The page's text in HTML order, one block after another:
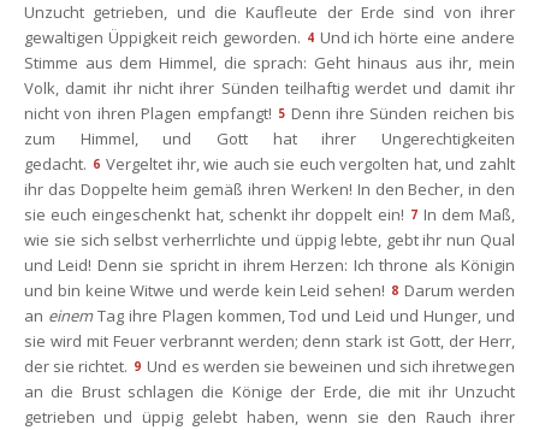
Unzucht getrieben, und die Kaufleute der Erde sind von ihrer
gewaltigen Üppigkeit reich geworden. 4 Und ich hörte eine andere
Stimme aus dem Himmel, die sprach: Geht hinaus aus ihr, mein
Volk, damit ihr nicht ihrer Sünden teilhaftig werdet und damit ihr
nicht von ihren Plagen empfangt! 5 Denn ihre Sünden reichen bis
zum Himmel, und Gott hat ihrer Ungerechtigkeiten
gedacht. 6 Vergeltet ihr, wie auch sie euch vergolten hat, und zahlt
ihr das Doppelte heim gemäß ihren Werken! In den Becher, in den
ie euch eingeschenkt hat, schenkt ihr doppelt ein! 7 In dem Maß,
wie sie sich selbst verherrlichte und üppig lebte, gebt ihr nun Qual
und Leid! Denn sie spricht in ihrem Herzen: Ich throne als Königin
und bin keine Witwe und werde kein Leid sehen! 8 Darum werden
an einem Tag ihre Plagen kommen, Tod und Leid und Hunger, und
ie wird mit Feuer verbrannt werden; denn stark ist Gott, der Herr,
der sie richtet. 9 Und es werden sie beweinen und sich ihretwegen
an die Brust schlagen die Könige der Erde, die mit ihr Unzucht
getrieben und üppig gelebt haben, wenn sie den Rauch ihrer